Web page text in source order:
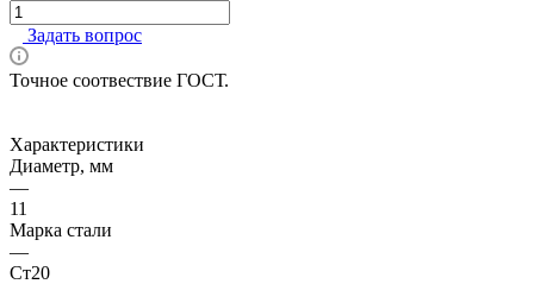
Задать вопрос
Точное соотвествие ГОСТ.
Характеристики
Диаметр, мм
—
11
Марка стали
—
Ст20